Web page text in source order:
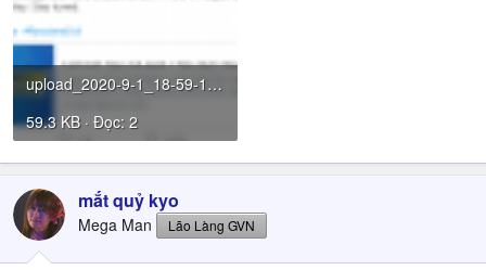
upload_2020-9-1_18-59-18.png
59.3 KB · Đọc: 2
mắt quỷ kyo
Mega Man Lão Làng GVN